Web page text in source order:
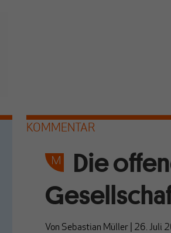
KOMMENTAR
Die
Von Sebastian Müller 26. Juli